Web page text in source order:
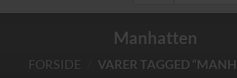
Manhatten
FORSIDE VARER TAGGED